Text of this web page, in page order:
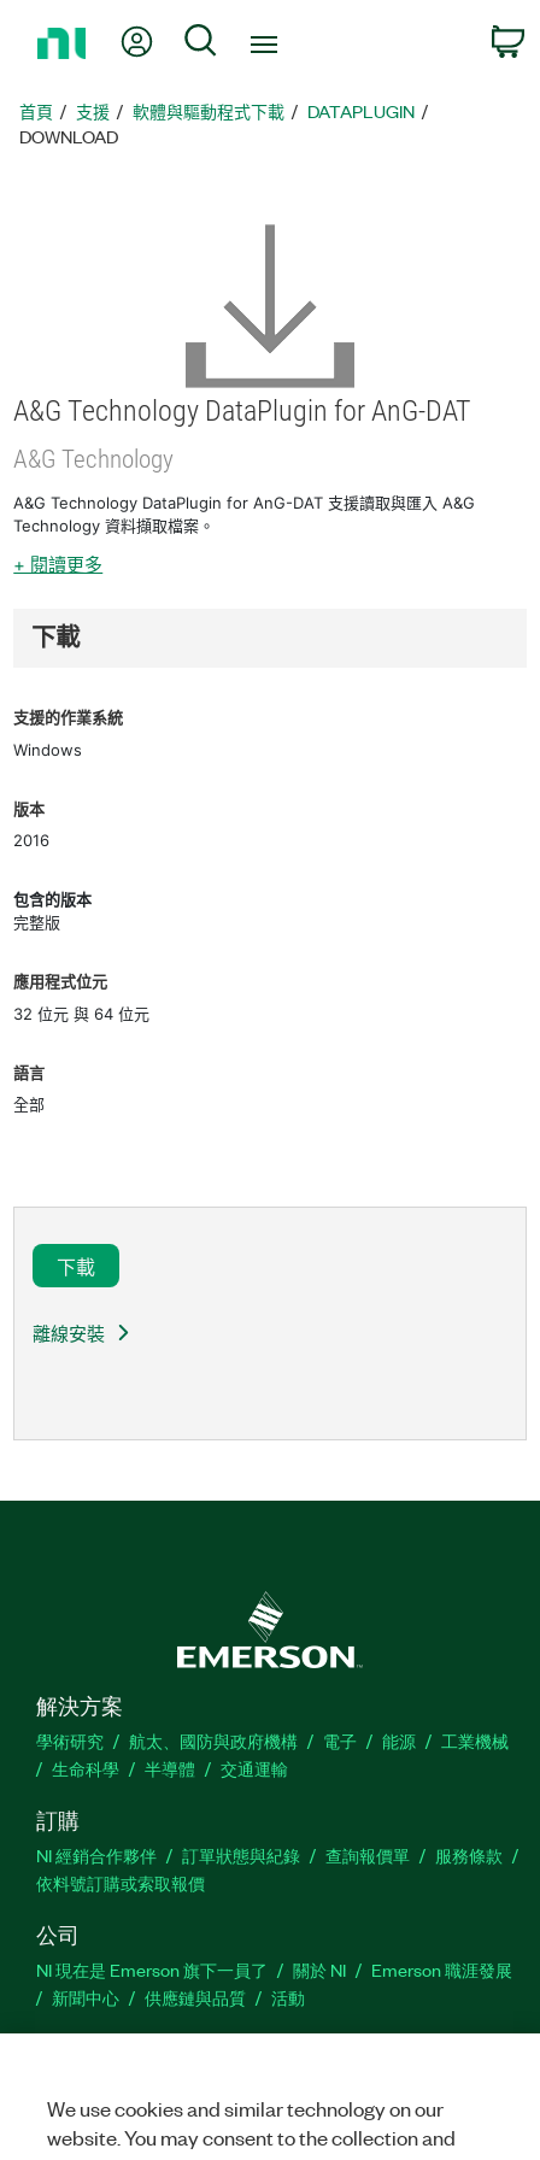
頁
我的帳號 搜尋
首頁 支援 軟體與驅動程式下載
DATAPLUGIN
DOWNLOAD
A&G Technology DataPlugin for AnG-DAT
A&G Technology
A&G Technology DataPlugin for AnG-DAT 支援讀取與匯入 A&G
Technology 資料擷取檔案。
+ 閱讀更多
下載
支援的作業系統
Windows
版本
2016
包含的版本
完整版
應用程式位元
32 位元 與 64 位元
語言
全部
下載
離線安裝
解決方案
學術研究 航太、國防與政府機構 電子 能源
工業機械
生命科學
半導體 交通運輸
訂購
NI 經銷合作夥伴 訂單狀態與紀錄 查詢報價單
服務條款
依料號訂購或索取報價
公司
NI 現在是 Emerson 旗下一員了 關於 NI
Emerson 職涯發展
新聞中心
供應鏈與品質 活動
站建議
We use cookies and similar technology on our
website. You may consent to the collection and